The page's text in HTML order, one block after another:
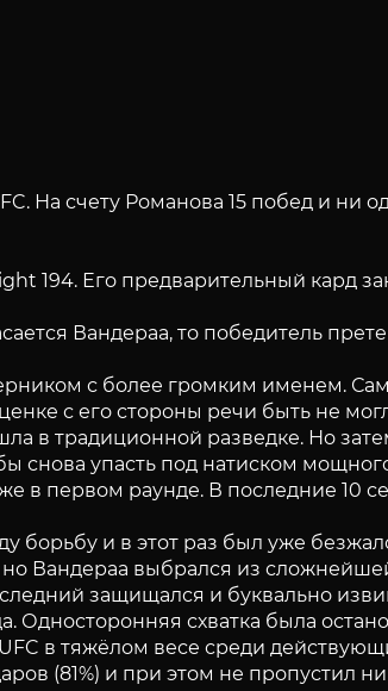
На счету Романова 15 побед и
Его предварительный кард
Вандераа, то победитель
с более громким именем.
с его стороны речи быть не
в традиционной разведке. Но
снова упасть под натиском
в первом раунде. В последние
борьбу и в этот раз был уже
Вандераа выбрался из
защищался и буквально
схватка была
в тяжёлом весе среди
и при этом не пропустил